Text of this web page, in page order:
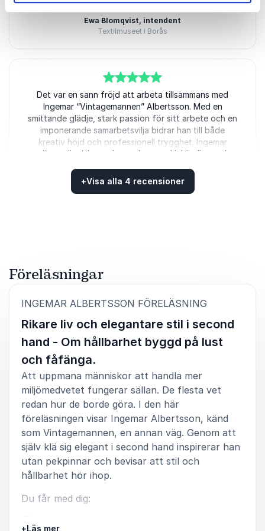
Ewa Blomqvist, intendent
Textilmuseet i Borås
av5
Det var en sann fröjd att arbeta tillsammans med
Ingemar “Vintagemannen” Albertsson. Med en
smittande glädje, stark passion för sitt arbete och en
imponerande samarbetsvilja bidrar han till både
kreativ höjd och professionell trygghet. Ingemar
möter människor och uppdrag med lyhördhet och
möjliga resultat. Vi på Törnlinds Fastigheter och
Centrumscenen i Sala ger honom därför våra
5av 5
Ingemar Albertsson är en lysande retoriker som med
sin lätta nerkingska och glimrande humor når rakt in
hjärtat på publiken!
Staffan Götestam, Regissör, dramatiker
5av 5
Den 13 november 2025 gästade Vintagemannen
(Ingemar Albertsson) föreningen Aktiva Seniorer i
Örebro. Framträdandet skedde i det nya
Kulturkvarteret i Örebro inför en skara på cirka 60
Aktiva Seniorer. Enligt programmet var Ingemar
tillbaka i sin gamla hemstad och skulle berätta hur han
på äldre dar blivit en influenser och stilikon. Publiken
var direkt med på noterna och gladdes åt hans
lättsamma och roliga framställning och skrattet var
många informativa bilder. Han nöjde sig dock inte
+Visa alla 4 recensioner
Föreläsningar
INGEMAR ALBERTSSON FÖRELÄSNING
Rikare liv och elegantare stil i second
hand - Om hållbarhet byggd på lust
och fåfänga.
Att uppmana människor att handla mer
miljömedvetet fungerar sällan. De flesta vet
redan hur de borde göra. I den här
föreläsningen visar Ingemar Albertsson, känd
som Vintagemannen, en annan väg. Genom att
själv klä sig elegant i second hand inspirerar han
utan pekpinnar och bevisar att stil och
hållbarhet hör ihop.
Du får med dig:
+Läs mer